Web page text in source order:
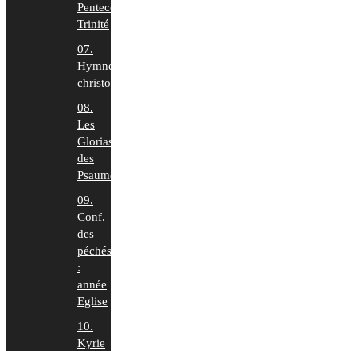
Pentecôte-
Trinité
07.
Hymnes
christologiques
08.
Les
Glorias
des
Psaumes
09.
Conf.
des
péchés
:
année
Eglise
10.
Kyrie